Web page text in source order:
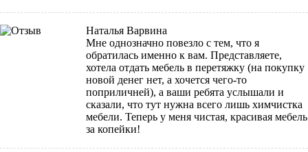
Наталья Варвина
Мне однозначно повезло с тем, что я
обратилась именно к вам. Представляете,
хотела отдать мебель в перетяжку (на покупку
новой денег нет, а хочется чего-то
поприличней), а ваши ребята услышали и
сказали, что тут нужна всего лишь химчистка
мебели. Теперь у меня чистая, красивая мебель
за копейки!